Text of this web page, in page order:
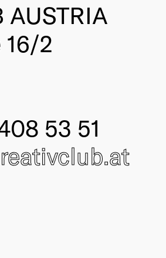
AUSTRIA
16/2
53 51
.at